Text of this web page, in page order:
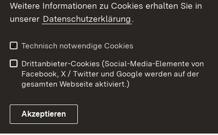
Link zum Landesportal
Kontakt
Datenschutz
Barrierefreiheit
Impressum
Cookies
Weitere Informationen zu Cookies erhalten Sie in
unserer Datenschutzerklärung.
Technisch notwendige Cookies
Drittanbieter-Cookies (Social-Media-Elemente von
Facebook, X / Twitter und Google werden auf der
gesamten Webseite aktiviert.)
Akzeptieren